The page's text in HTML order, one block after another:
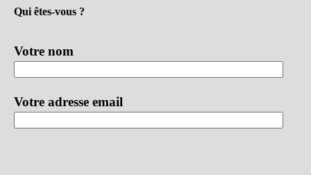
Qui êtes-vous ?
Votre nom
Votre adresse email